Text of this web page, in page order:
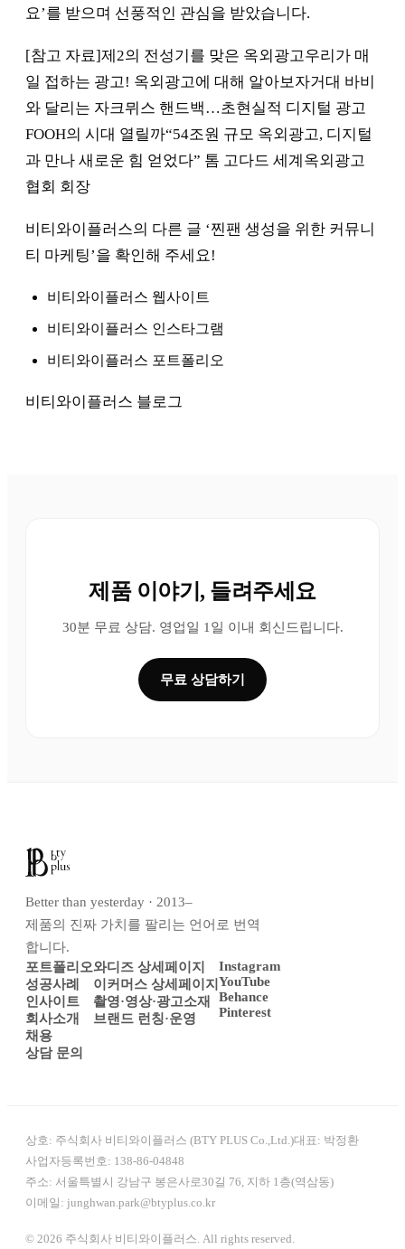
요’를 받으며 선풍적인 관심을 받았습니다.
[참고 자료]제2의 전성기를 맞은 옥외광고우리가 매
일 접하는 광고! 옥외광고에 대해 알아보자거대 바비
와 달리는 자크뮈스 핸드백…초현실적 디지털 광고
FOOH의 시대 열릴까“54조원 규모 옥외광고, 디지털
과 만나 새로운 힘 얻었다” 톰 고다드 세계옥외광고
협회 회장
비티와이플러스의 다른 글 ‘찐팬 생성을 위한 커뮤니
티 마케팅’을 확인해 주세요!
비티와이플러스 웹사이트
비티와이플러스 인스타그램
비티와이플러스 포트폴리오
비티와이플러스 블로그
제품 이야기, 들려주세요
30분 무료 상담. 영업일 1일 이내 회신드립니다.
무료 상담하기
Better than yesterday · 2013–
제품의 진짜 가치를 팔리는 언어로 번역
합니다.
포트폴리오
성공사례
인사이트
회사소개
채용
상담 문의
와디즈 상세페이지
이커머스 상세페이지
촬영·영상·광고소재
브랜드 런칭·운영
Instagram
YouTube
Behance
Pinterest
상호: 주식회사 비티와이플러스 (BTY PLUS Co.,Ltd.)대표: 박정환
사업자등록번호: 138-86-04848
주소: 서울특별시 강남구 봉은사로30길 76, 지하 1층(역삼동)
이메일: junghwan.park@btyplus.co.kr
© 2026 주식회사 비티와이플러스. All rights reserved.